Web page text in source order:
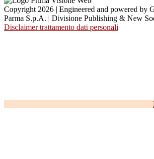
Copyright 2026 | Engineered and powered by
Parma S.p.A. | Divisione Publishing & New
Disclaimer trattamento dati personali